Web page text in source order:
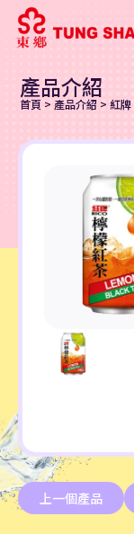
產品介紹
首頁 > 產品介紹 >紅牌
上一個產品